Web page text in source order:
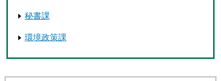
秘書課
環境政策課